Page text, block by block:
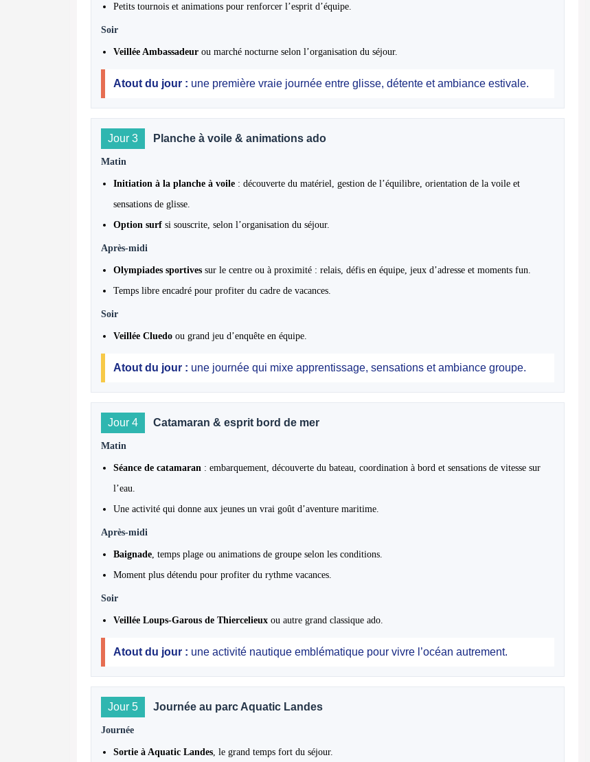
Petits tournois et animations pour renforcer l’esprit d’équipe.
Soir
Veillée Ambassadeur ou marché nocturne selon l’organisation du séjour.
Atout du jour : une première vraie journée entre glisse, détente et ambiance estivale.
Jour 3 Planche à voile & animations ado
Matin
Initiation à la planche à voile : découverte du matériel, gestion de l’équilibre, orientation de la voile et
sensations de glisse.
Option surf si souscrite, selon l’organisation du séjour.
Après-midi
Olympiades sportives sur le centre ou à proximité : relais, défis en équipe, jeux d’adresse et moments fun.
Temps libre encadré pour profiter du cadre de vacances.
Soir
Veillée Cluedo ou grand jeu d’enquête en équipe.
Atout du jour : une journée qui mixe apprentissage, sensations et ambiance groupe.
Jour 4 Catamaran & esprit bord de mer
Matin
Séance de catamaran : embarquement, découverte du bateau, coordination à bord et sensations de vitesse sur
l’eau.
Une activité qui donne aux jeunes un vrai goût d’aventure maritime.
Après-midi
Baignade , temps plage ou animations de groupe selon les conditions.
Moment plus détendu pour profiter du rythme vacances.
Soir
Veillée Loups-Garous de Thiercelieux ou autre grand classique ado.
Atout du jour : une activité nautique emblématique pour vivre l’océan autrement.
Jour 5 Journée au parc Aquatic Landes
Journée
Sortie à Aquatic Landes , le grand temps fort du séjour.